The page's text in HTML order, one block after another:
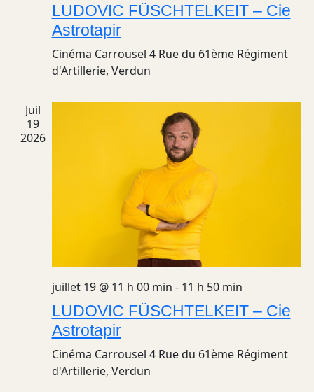
LUDOVIC FÜSCHTELKEIT – Cie
Astrotapir
Cinéma Carrousel 4 Rue du 61ème Régiment
d'Artillerie, Verdun
Juil
19
2026
juillet 19 @ 11 h 00 min - 11 h 50 min
LUDOVIC FÜSCHTELKEIT – Cie
Astrotapir
Cinéma Carrousel 4 Rue du 61ème Régiment
d'Artillerie, Verdun